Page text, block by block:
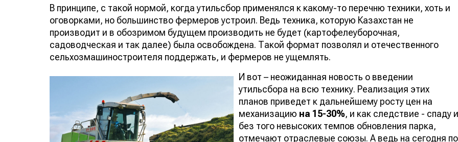
В принципе, с такой нормой, когда утильсбор применялся к какому-то перечню техники, хоть и
оговорками, но большинство фермеров устроил. Ведь техника, которую Казахстан не
производит и в обозримом будущем производить не будет (картофелеуборочная,
садоводческая и так далее) была освобождена. Такой формат позволял и отечественного
сельхозмашиностроителя поддержать, и фермеров не ущемлять.
И вот – неожиданная новость о введении
утильсбора на всю технику. Реализация этих
планов приведет к дальнейшему росту цен на
механизацию на 15-30%, и как следствие - спаду и
без того невысоких темпов обновления парка,
отмечают отраслевые союзы. А ведь на сегодня по